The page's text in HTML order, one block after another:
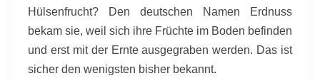
Hülsenfrucht? Den deutschen Namen Erdnuss
bekam sie, weil sich ihre Früchte im Boden befinden
und erst mit der Ernte ausgegraben werden. Das ist
sicher den wenigsten bisher bekannt.